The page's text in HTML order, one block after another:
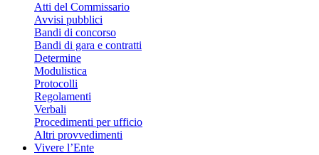
Atti del Commissario
Avvisi pubblici
Bandi di concorso
Bandi di gara e contratti
Determine
Modulistica
Protocolli
Regolamenti
Verbali
Procedimenti per ufficio
Altri provvedimenti
Vivere l’Ente